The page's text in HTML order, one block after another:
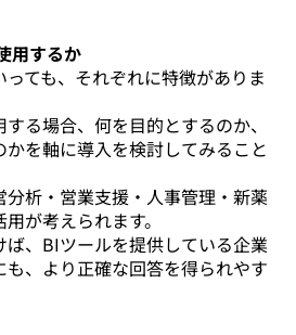
用するか
ても、それぞれに特徴がありま
る場合、何を目的とするのか、
かを軸に導入を検討してみること
析・営業支援・人事管理・新薬
が考えられます。
ば、BIツールを提供している企業
も、より正確な回答を得られやす